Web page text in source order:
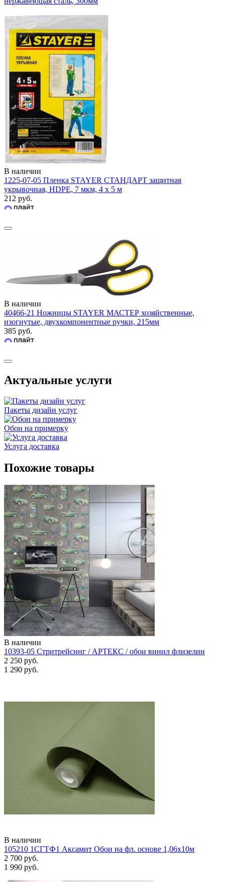
В наличии
1225-07-05 Пленка STAYER СТАНДАРТ защитная
укрывочная, HDPE, 7 мкм, 4 х 5 м
212 руб.
В наличии
40466-21 Ножницы STAYER МАСТЕР хозяйственные,
изогнутые, двухкомпонентные ручки, 215мм
385 руб.
Актуальные услуги
Пакеты дизайн услуг
Обои на примерку
Услуга доставка
Похожие товары
В наличии
10393-05 Стритрейсинг / АРТЕКС / обои винил флизелин
2 250 руб.
1 290 руб.
В наличии
105210 1СГТФ1 Аксамит Обои на фл. основе 1,06х10м
2 700 руб.
1 990 руб.